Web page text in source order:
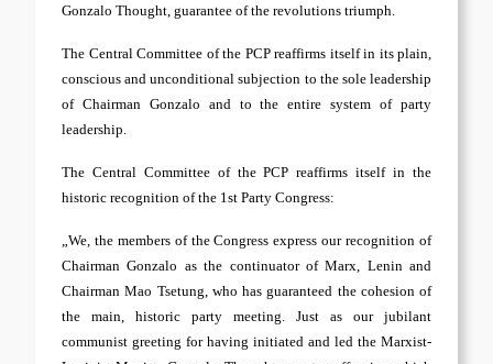
Gonzalo Thought, guarantee of the revolutions triumph.
The Central Committee of the PCP reaffirms itself in its plain,
conscious and unconditional subjection to the sole leadership
of Chairman Gonzalo and to the entire system of party
leadership.
The Central Committee of the PCP reaffirms itself in the
historic recognition of the 1st Party Congress:
„We, the members of the Congress express our recognition of
Chairman Gonzalo as the continuator of Marx, Lenin and
Chairman Mao Tsetung, who has guaranteed the cohesion of
the main, historic party meeting. Just as our jubilant
communist greeting for having initiated and led the Marxist-